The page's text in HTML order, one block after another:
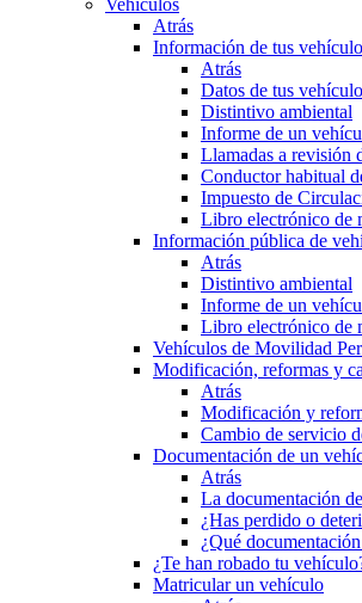
Vehículos
Atrás
Información de tus
Atrás
Datos de tus
Distintivo ambiental
Informe de un
Llamadas a revisión
Conductor habitual
Impuesto de
Libro electrónico de
Información pública de
Atrás
Distintivo ambiental
Informe de un
Libro electrónico de
Vehículos de Movilidad
Modificación, reformas y
Atrás
Modificación y
Cambio de servicio
Documentación de un
Atrás
La documentación
¿Has perdido o
¿Qué
¿Te han robado tu
Matricular un vehículo